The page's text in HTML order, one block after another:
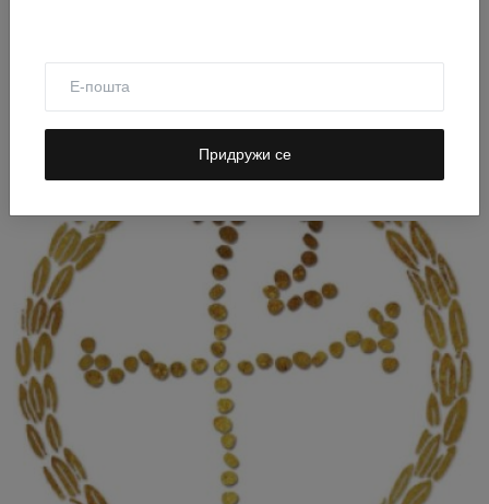
Придружи се
Најава: Интернет литију предводи отац Гојко
Август 22, 2020 810